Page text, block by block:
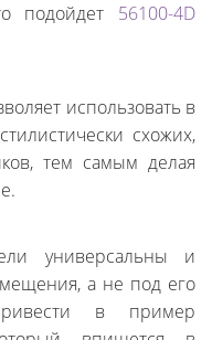
подойдет 56100-4D
использовать в
схожих,
тем самым делая
универсальны и
а не под его
в пример